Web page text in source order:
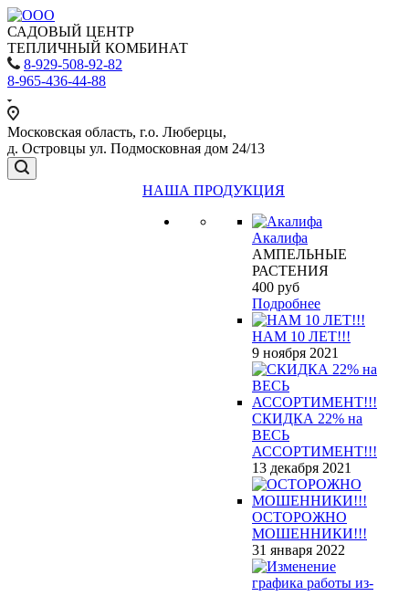
САДОВЫЙ ЦЕНТР
ТЕПЛИЧНЫЙ КОМБИНАТ
8-929-508-92-82
8-965-436-44-88
Московская область, г.о. Люберцы,
д. Островцы ул. Подмосковная дом 24/13
НАША ПРОДУКЦИЯ
Акалифа
АМПЕЛЬНЫЕ
РАСТЕНИЯ
400 руб
Подробнее
НАМ 10 ЛЕТ!!!
9 ноября 2021
СКИДКА 22% на
ВЕСЬ
АССОРТИМЕНТ!!!
13 декабря 2021
ОСТОРОЖНО
МОШЕННИКИ!!!
31 января 2022